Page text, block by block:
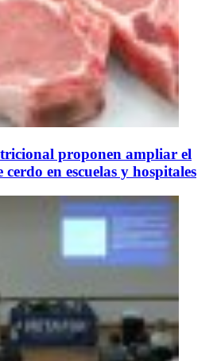
proponen ampliar el
en escuelas y hospitales